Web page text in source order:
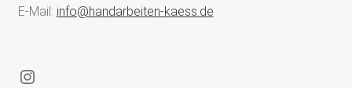
E-Mail: info@handarbeiten-kaess.de
Instagram